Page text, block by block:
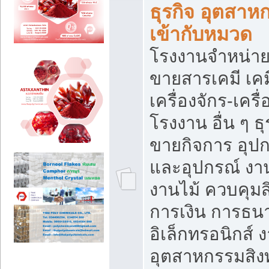
ธุรกิจ อุตสาห
เข้ากับหมวด
โรงงานจำหน่
ขายสารเคมี เ
เครื่องจักร-เค
โรงงาน อื่น ๆ
ขายกิจการ อุป
และอุปกรณ์ ง
งานไม้ ควบคุม
การเงิน การธ
อิเล็กทรอนิกส์
อุตสาหกรรมสิ